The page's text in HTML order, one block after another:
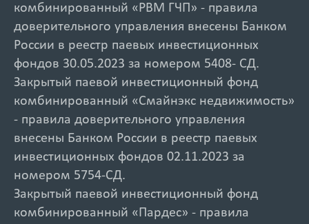
комбинированный «РВМ ГЧП» - правила
доверительного управления внесены Банком
России в реестр паевых инвестиционных
фондов 30.05.2023 за номером 5408- СД.
Закрытый паевой инвестиционный фонд
комбинированный «Смайнэкс недвижимость»
- правила доверительного управления
внесены Банком России в реестр паевых
инвестиционных фондов 02.11.2023 за
номером 5754-СД.
Закрытый паевой инвестиционный фонд
комбинированный «Пардес» - правила